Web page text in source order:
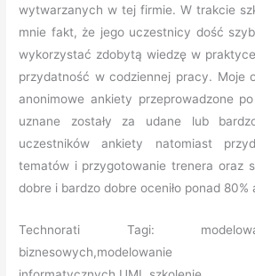
wytwarzanych w tej firmie. W trakcie
mnie fakt, że jego uczestnicy dość
wykorzystać zdobytą wiedzę w
przydatność w codziennej pracy. Moje
anonimowe ankiety przeprowadzone
uznane zostały za udane lub
uczestników ankiety natomiast
tematów i przygotowanie trenera oraz
dobre i bardzo dobre oceniło ponad
Technorati Tagi: